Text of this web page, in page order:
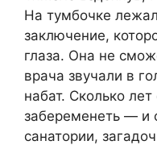
На тумбочке
заключение,
глаза. Она не
врача звучали в
набат. Сколько
забеременеть — и
санатории,